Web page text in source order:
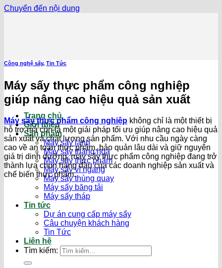
Chuyển đến nội dung
Trang chủ
Giới thiệu
Sản phẩm
Máy sấy lạnh
Máy sấy thăng hoa
Máy sấy thực phẩm
Máy sấy vĩ ngang
Máy sấy thùng quay
Máy sấy băng tải
Máy sấy tháp
Tin tức
Dự án cung cấp máy sấy
Câu chuyện khách hàng
Tin Tức
Liên hệ
Tìm kiếm:
Công nghệ sấy, Tin Tức
Máy sấy thực phẩm công nghiệp
giúp nâng cao hiệu quả sản xuất
Máy sấy thực phẩm công nghiệp không chỉ là một thiết bị
hỗ trợ mà còn là một giải pháp tối ưu giúp nâng cao hiệu quả
sản xuất và chất lượng sản phẩm. Với nhu cầu ngày càng
cao về an toàn thực phẩm, bảo quản lâu dài và giữ nguyên
giá trị dinh dưỡng, máy sấy thực phẩm công nghiệp đang trở
thành lựa chọn hàng đầu của các doanh nghiệp sản xuất và
chế biến thực phẩm.